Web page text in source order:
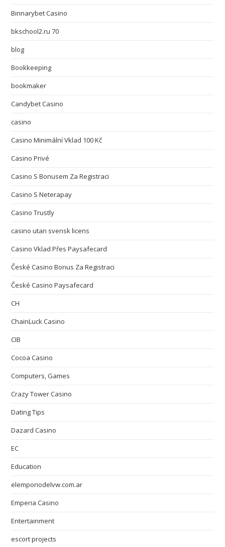
Binnarybet Casino
bkschool2.ru 70
blog
Bookkeeping
bookmaker
Candybet Casino
casino
Casino Minimální Vklad 100 Kč
Casino Privé
Casino S Bonusem Za Registraci
Casino S Neterapay
Casino Trustly
casino utan svensk licens
Casino Vklad Přes Paysafecard
České Casino Bonus Za Registraci
České Casino Paysafecard
CH
ChainLuck Casino
CIB
Cocoa Casino
Computers, Games
Crazy Tower Сasino
Dating Tips
Dazard Casino
EC
Education
elemporiodelvw.com.ar
Emperia Casino
Entertainment
escort projects